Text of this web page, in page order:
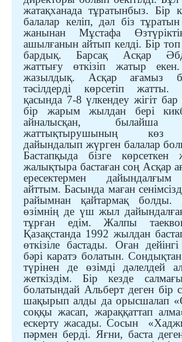
жатақханада тұратынбыз. Бір
балалар келіп, дәл біз
жанынан Мұстафа
ашылғанын айтып келді. Бір топ
бардық. Барсақ Асқар
жаттығу өткізіп жатыр
жазылдық. Асқар ағамыз
тәсілдерді көрсетіп
қасында 7-8 үлкендеу жігіт
бір жарым жылдан бері
айналысқан, былайша
жаттықтырушының көз
дайындалып жүрген балалар
Бастапқыда бізге көрсеткен
жалықтыра бастаған соң Асқар
ересектермен дайындалғым
айттым. Басында маған
райымнан қайтармақ болды.
өзімнің де үш жыл
тұрған едім. Жалпы
Қазақстанда 1992 жылдан
өткізіле бастады. Оған
бәрі каратэ болатын.
түрінен де өзімді дәлелдей
жеткіздім. Бір кезде
болатындай Альберт деген бір
шақырып алды да орысшалап
соққы жасап, жараққаттап
ескерту жасады. Сосын
пәрмен берді. Яғни, баста